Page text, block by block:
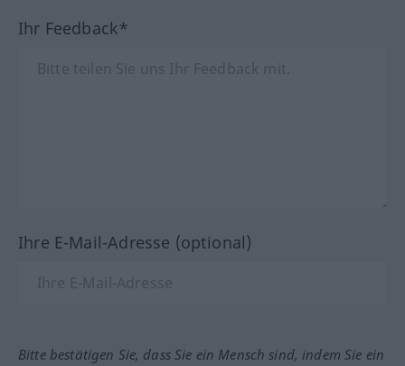
Ihr Feedback*
Ihre E-Mail-Adresse (optional)
Bitte bestätigen Sie, dass Sie ein Mensch sind, indem Sie ein